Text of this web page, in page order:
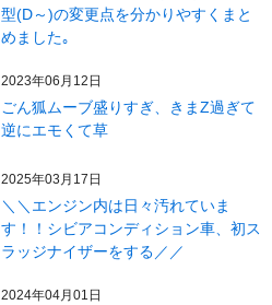
型(D～)の変更点を分かりやすくまと
めました｡
2023年06月12日
ごん狐ムーブ盛りすぎ、きまZ過ぎて
逆にエモくて草
2025年03月17日
＼＼エンジン内は日々汚れていま
す！！シビアコンディション車、初ス
ラッジナイザーをする／／
2024年04月01日